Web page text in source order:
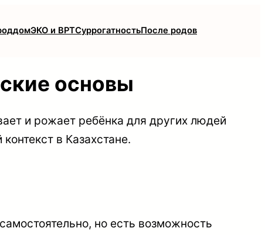
ЭКО и ВРТСуррогатностьПосле родов
основы
и рожает ребёнка для других людей
в Казахстане.
но есть возможность